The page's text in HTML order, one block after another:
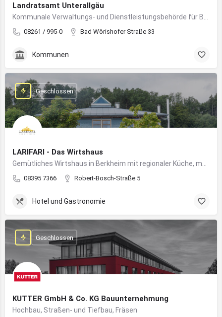
Landratsamt Unterallgäu
08261 / 995-0 Bad Wörishofer Straße 33
Kommunen
LARIFARI - Das Wirtshaus
08395 7366 Robert-Bosch-Straße 5
Geschlossen
Hotel und Gastronomie
KUTTER GmbH & Co. KG Bauunternehmung
Hochbau, Straßen- und Tiefbau, Fräsen
Geschlossen